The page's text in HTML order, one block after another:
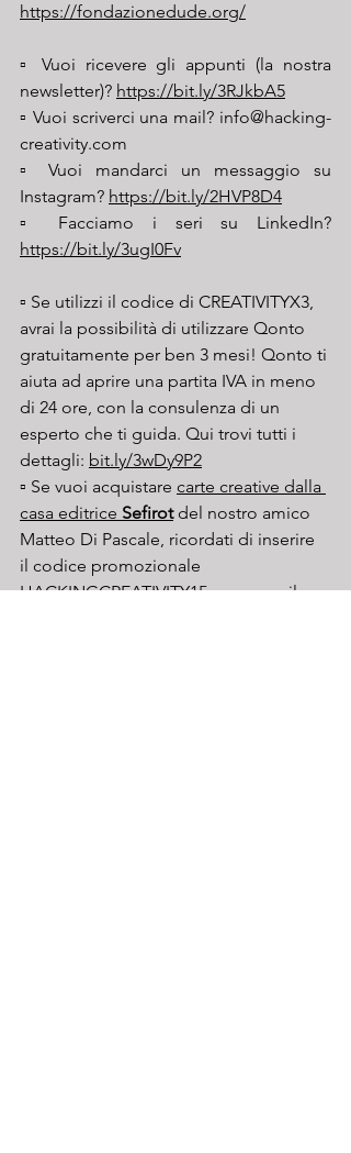
https://fondazionedude.org/
▫️ Vuoi ricevere gli appunti (la nostra
newsletter)? https://bit.ly/3RJkbA5
▫️ Vuoi scriverci una mail? info@hacking-
creativity.com
▫️ Vuoi mandarci un messaggio su
Instagram? https://bit.ly/2HVP8D4
https://bit.ly/3ugI0Fv
▫️ Se utilizzi il codice di CREATIVITYX3,
avrai la possibilità di utilizzare Qonto
gratuitamente per ben 3 mesi! Qonto ti
aiuta ad aprire una partita IVA in meno
di 24 ore, con la consulenza di un
esperto che ti guida. Qui trovi tutti i
dettagli: bit.ly/3wDy9P2
▫️ Se vuoi acquistare carte creative dalla
casa editrice Sefirot del nostro amico
Matteo Di Pascale, ricordati di inserire
il codice promozionale
HACKINGCREATIVITY15 per avere il